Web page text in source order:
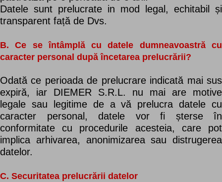
Datele sunt prelucrate in mod legal, echitabil și
transparent față de Dvs.
B. Ce se întâmplă cu datele dumneavoastră cu
caracter personal după încetarea prelucrării?
Odată ce perioada de prelucrare indicată mai sus
expiră, iar DIEMER S.R.L. nu mai are motive
legale sau legitime de a vă prelucra datele cu
caracter personal, datele vor fi șterse în
conformitate cu procedurile acesteia, care pot
implica arhivarea, anonimizarea sau distrugerea
datelor.
C. Securitatea prelucrării datelor